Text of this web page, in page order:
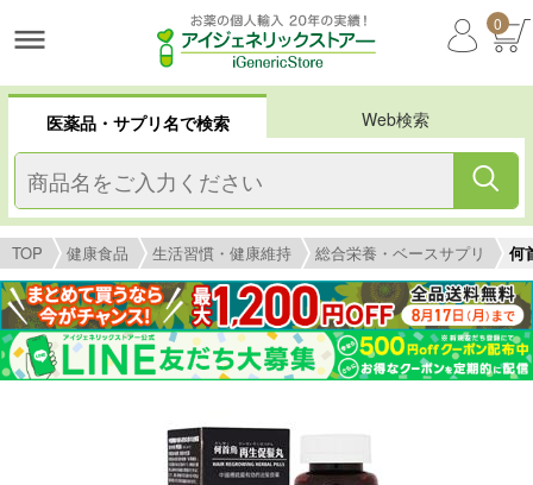
0
医薬品・サプリ名で検索 Web検索
TOP 健康食品 生活習慣・健康維持 総合栄養・ベースサプリ 何